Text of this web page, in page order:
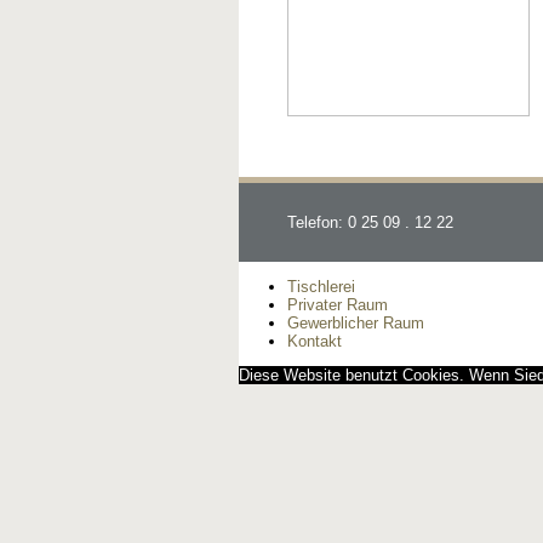
Telefon: 0 25 09 . 12 22
Tischlerei
Privater Raum
Gewerblicher Raum
Kontakt
Diese Website benutzt Cookies. Wenn